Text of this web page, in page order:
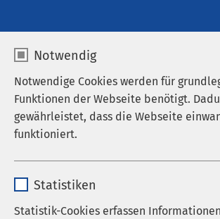
Notwendig
Notwendige Cookies werden für
Funktionen der Webseite benötigt.
gewährleistet, dass die Webseite
funktioniert.
Anbieter sgalinski
Statistiken
Statistik-Cookies erfassen
Praxis für
Frauenheilkunde
Geburtshilfe - Dr.
Mente-Labarova
Geburtshilfe von Fachärztin Dr. med.